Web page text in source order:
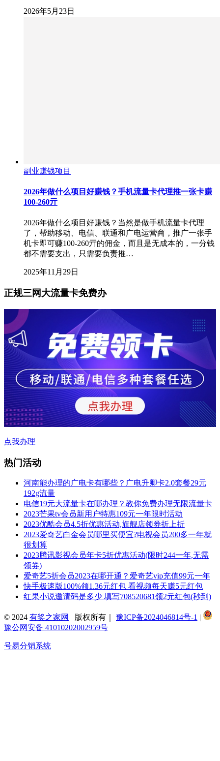
2026年5月23日
副业赚钱项目
2026年做什么项目好赚钱？手机流量卡代理推一张卡赚
100-260亓
2026年做什么项目好赚钱？当然是做手机流量卡代理
了，帮助移动、电信、联通和广电运营商，推广一张手
机卡即可赚100-260亓的佣金，而且是无成本的，一分钱
都不需要支出，只需要负责推…
2025年11月29日
正规三网大流量卡免费办
点我办理
热门活动
河南能办理的广电卡有哪些？广电升卿卡2.0套餐29元
192g流量
电信19元大流量卡在哪办理？教你免费办理无限流量卡
2023芒果tv会员新用户特惠109元一年限时活动
2023优酷会员4.5折优惠活动,旗舰店领券折上折
2023爱奇艺白金会员哪里买便宜?电视会员200多一年就
很划算
2023腾讯影视会员年卡5折优惠活动(限时244一年,无需
领券)
爱奇艺5折会员2023在哪开通？爱奇艺vip充值99元一年
快手极速版100%领1.36元红包 看视频每天赚5元红包
红果小说邀请码是多少 填写708520681领2元红包(秒到)
© 2024 有奖之家网 版权所有｜ 豫ICP备2024046814号-1 |
豫公网安备 41010202002959号
号易分销系统